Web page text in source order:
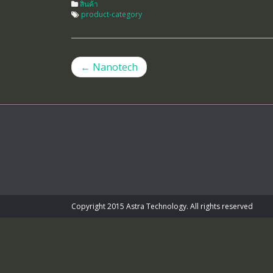
สินค้า
product-category
Post navigation
← Nanotech
Copyright 2015 Astra Technology. All rights reserved